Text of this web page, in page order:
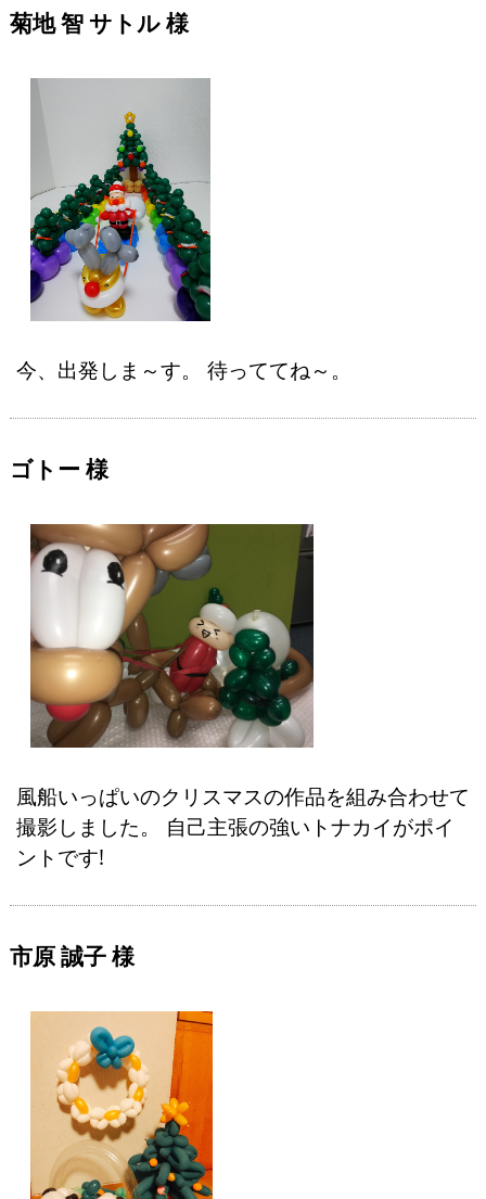
菊地 智 サトル 様
今、出発しま～す。 待っててね～。
ゴトー 様
風船いっぱいのクリスマスの作品を組み合わせて
撮影しました。 自己主張の強いトナカイがポイ
ントです!
市原 誠子 様